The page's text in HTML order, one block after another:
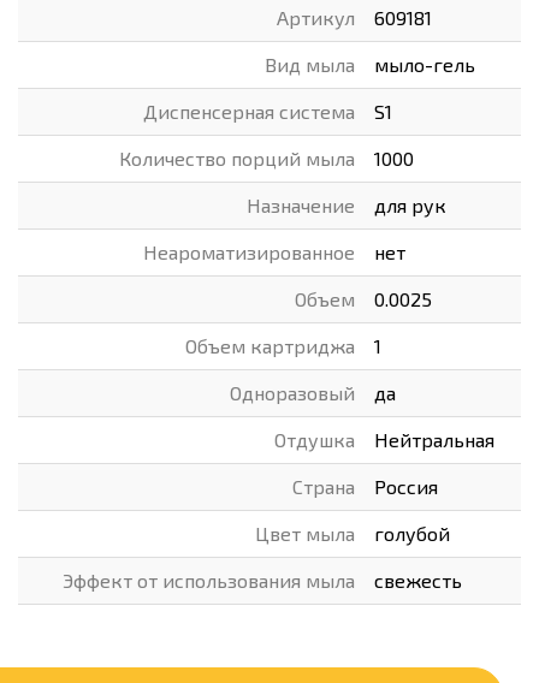
Артикул 609181
Вид мыла мыло-гель
Диспенсерная система S1
Количество порций мыла 1000
Назначение для рук
Неароматизированное нет
Объем 0.0025
Объем картриджа 1
Одноразовый да
Отдушка Нейтральная
Страна Россия
Цвет мыла голубой
Эффект от использования мыла свежесть